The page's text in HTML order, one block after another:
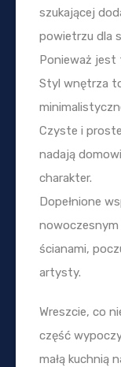
szukającej
powietrzu dla
Ponieważ jest
Styl wnętrza
Czyste i
nadają
charakter.
Dopełnione
nowoczesnym
ścianami,
artysty.
Wreszcie, co
część
małą kuchnią